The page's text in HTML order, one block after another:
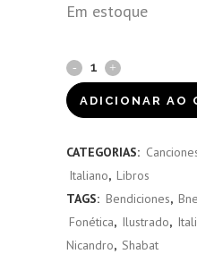
Em estoque
Birkón
Shavei
quantity
ADICIONAR AO
CATEGORIAS:
Italiano, Libros
TAGS: Bendiciones,
Fonética, Ilustrado,
Nicandro, Shabat